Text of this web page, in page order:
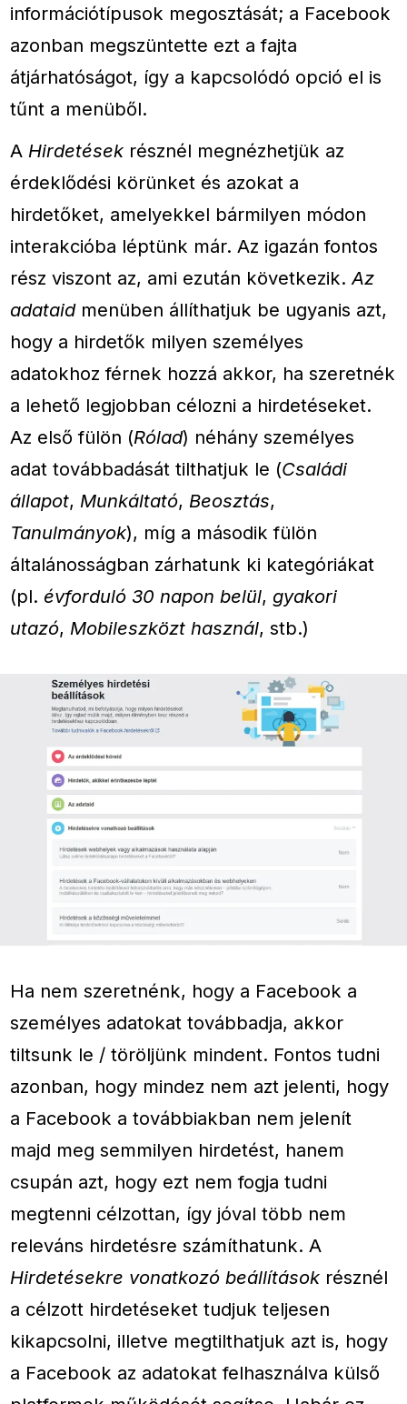
információtípusok megosztását; a Facebook
azonban megszüntette ezt a fajta
átjárhatóságot, így a kapcsolódó opció el is
tűnt a menüből.
A Hirdetések résznél megnézhetjük az
érdeklődési körünket és azokat a
hirdetőket, amelyekkel bármilyen módon
interakcióba léptünk már. Az igazán fontos
rész viszont az, ami ezután következik.Az
adataidmenüben állíthatjuk be ugyanis azt,
hogy a hirdetők milyen személyes
adatokhoz férnek hozzá akkor, ha szeretnék
a lehető legjobban célozni a hirdetéseket.
Az első fülön (Rólad) néhány személyes
adat továbbadását tilthatjuk le (Családi
állapot, Munkáltató, Beosztás,
Tanulmányok), míg a második fülön
általánosságban zárhatunk ki kategóriákat
(pl. évforduló 30 napon belül, gyakori
utazó, Mobileszközt használ, stb.)
Ha nem szeretnénk, hogy a Facebook a
személyes adatokat továbbadja, akkor
tiltsunk le / töröljünk mindent. Fontos tudni
azonban, hogy mindez nem azt jelenti, hogy
a Facebook a továbbiakban nem jelenít
majd meg semmilyen hirdetést, hanem
csupán azt, hogy ezt nem fogja tudni
megtenni célzottan, így jóval több nem
releváns hirdetésre számíthatunk. A
Hirdetésekre vonatkozó beállítások résznél
a célzott hirdetéseket tudjuk teljesen
kikapcsolni, illetve megtilthatjuk azt is, hogy
a Facebook az adatokat felhasználva külső